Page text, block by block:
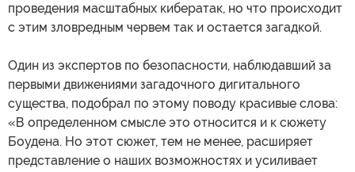
проведения масштабных кибератак, но что происходит
с этим зловредным червем так и остается загадкой.
Один из экспертов по безопасности, наблюдавший за
первыми движениями загадочного дигитального
существа, подобрал по этому поводу красивые слова:
«В определенном смысле это относится и к сюжету
Боудена. Но этот сюжет, тем не менее, расширяет
представление о наших возможностях и усиливает